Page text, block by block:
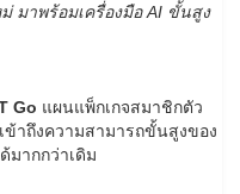
มาพร้อมเครื่องมือ AI ขั้นสูง
Go แผนแพ็กเกจสมาชิกตัว
ข้าถึงความสามารถขั้นสูงของ
มากกว่าเดิม